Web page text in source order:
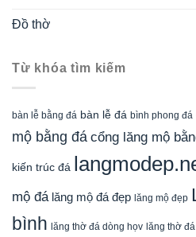
Đồ thờ
Từ khóa tìm kiếm
bàn lễ bằng đá bàn lễ đá bình phong đá
mộ bằng đá cổng lăng mộ
kiến trúc đá
mộ đá lăng mộ đá đẹp lăng mộ đẹp
bình lăng thờ đá dòng họv lăng thờ